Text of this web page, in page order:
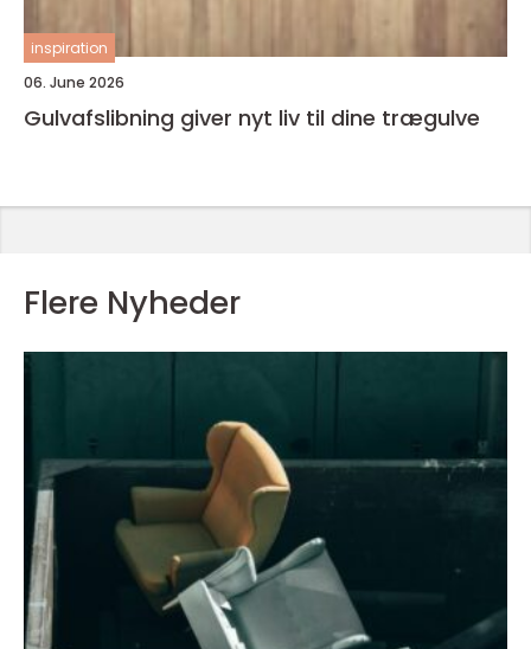
inspiration
06. June 2026
Gulvafslibning giver nyt liv til dine trægulve
Flere Nyheder